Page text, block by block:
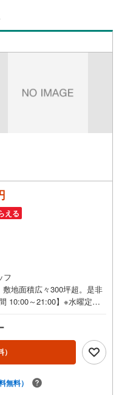
える
フ
地面積広々300坪超。是非
10:00～21:00】※水曜定休
学される場合は「室内・
ンよりご希望の日時をご記
案内が可能です。◎現地の
時間帯もご案内が可能 ※定
最寄り駅等、ご指定の場所
）
無料）